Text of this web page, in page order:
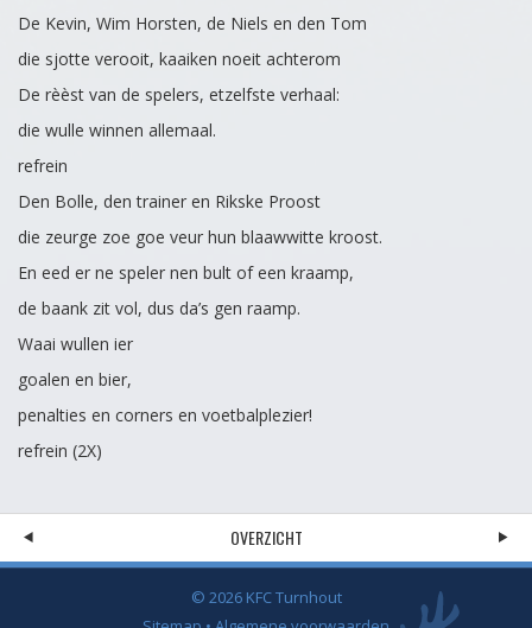
De Kevin, Wim Horsten, de Niels en den Tom
die sjotte verooit, kaaiken noeit achterom
De rèèst van de spelers, etzelfste verhaal:
die wulle winnen allemaal.
refrein
Den Bolle, den trainer en Rikske Proost
die zeurge zoe goe veur hun blaawwitte kroost.
En eed er ne speler nen bult of een kraamp,
de baank zit vol, dus da’s gen raamp.
Waai wullen ier
goalen en bier,
penalties en corners en voetbalplezier!
refrein (2X)
OVERZICHT
© 2026 KFC Turnhout